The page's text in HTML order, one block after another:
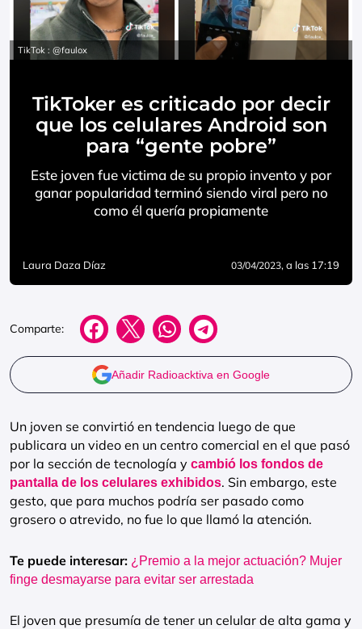
TikTok : @faulox
TikToker es criticado por decir
que los celulares Android son
para “gente pobre”
Este joven fue victima de su propio invento y por
ganar popularidad terminó siendo viral pero no
como él quería propiamente
Laura Daza Díaz 03/04/2023, a las 17:19
Comparte:
Añadir Radioacktiva en Google
Un joven se convirtió en tendencia luego de que
publicara un video en un centro comercial en el que pasó
por la sección de tecnología y cambió los fondos de
pantalla de los celulares exhibidos. Sin embargo, este
gesto, que para muchos podría ser pasado como
grosero o atrevido, no fue lo que llamó la atención.
Te puede interesar: ¿Premio a la mejor actuación? Mujer
finge desmayarse para evitar ser arrestada
El joven que presumía de tener un celular de alta gama y